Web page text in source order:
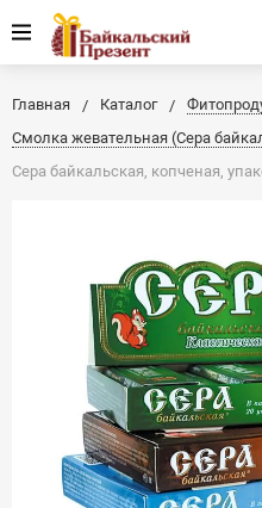
Главная Каталог
Смолка жевательная (Сера
Сера байкальская, копченая,